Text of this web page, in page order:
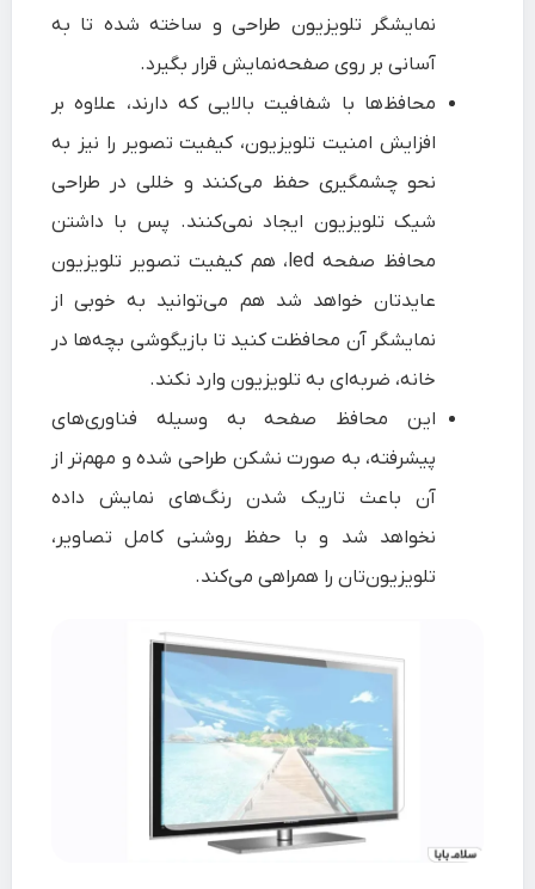
نمایشگر تلویزیون طراحی و ساخته شده تا به
آسانی بر روی صفحه‌نمایش قرار بگیرد.
محافظ‌ها با شفافیت بالایی که دارند، علاوه بر
افزایش امنیت تلویزیون، کیفیت تصویر را نیز به
نحو چشمگیری حفظ می‌کنند و خللی در طراحی
شیک تلویزیون ایجاد نمی‌کنند. پس با داشتن
محافظ صفحه led، هم کیفیت تصویر تلویزیون
عایدتان خواهد شد هم می‌توانید به خوبی از
نمایشگر آن محافظت کنید تا بازیگوشی بچه‌ها در
خانه، ضربه‌ای به تلویزیون وارد نکند.
این محافظ صفحه به وسیله فناوری‌های
پیشرفته، به صورت نشکن طراحی شده و مهم‌تر از
آن باعث تاریک شدن رنگ‌های نمایش داده
نخواهد شد و با حفظ روشنی کامل تصاویر،
تلویزیون‌تان را همراهی می‌کند.